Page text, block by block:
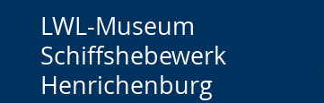
LWL-Museum
Schiffshebewerk
Henrichenburg